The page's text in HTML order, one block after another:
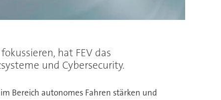
hat FEV das
und Cybersecurity.
Bereich autonomes Fahren stärken und